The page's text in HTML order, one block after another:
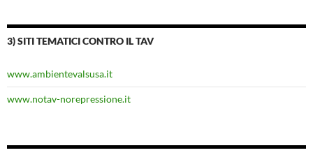
3) SITI TEMATICI CONTRO IL TAV
www.ambientevalsusa.it
www.notav-norepressione.it